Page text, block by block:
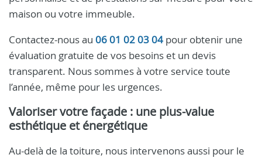
maison ou votre immeuble.
Contactez-nous au 06 01 02 03 04 pour obtenir une
évaluation gratuite de vos besoins et un devis
transparent. Nous sommes à votre service toute
l’année, même pour les urgences.
Valoriser votre façade : une plus-value
esthétique et énergétique
Au-delà de la toiture, nous intervenons aussi pour le